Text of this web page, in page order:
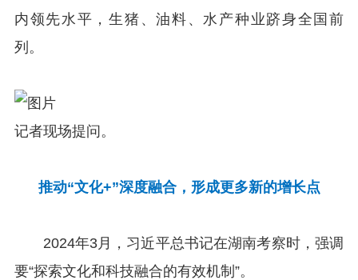
内领先水平，生猪、油料、水产种业跻身全国前
列。
记者现场提问。
推动“文化+”深度融合，形成更多新的增长点
2024年3月，习近平总书记在湖南考察时，强调
要“探索文化和科技融合的有效机制”。